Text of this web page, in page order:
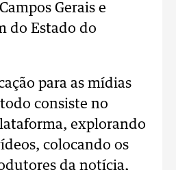
Gerais e
do Estado do
para as mídias
consiste no
explorando
colocando os
da notícia,